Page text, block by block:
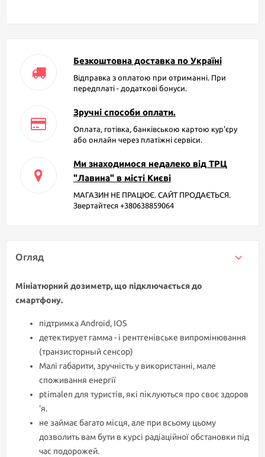
Безкоштовна доставка по Україні
Відправка з оплатою при отриманні. При
передплаті - додаткові бонуси.
Зручні способи оплати.
Оплата, готівка, банківською картою кур'єру
або онлайн через платіжні сервіси.
Ми знаходимося недалеко від ТРЦ
"Лавина" в місті Києві
МАГАЗИН НЕ ПРАЦЮЄ. САЙТ ПРОДАЄТЬСЯ.
Звертайтеся +380638859064
Огляд
Мініатюрний дозиметр, що підключається до
смартфону.
підтримка Android, IOS
детектирует гамма - і рентгенівське випромінювання
(транзисторный сенсор)
Малі габарити, зручність у використанні, мале
споживання енергії
ptimalen для туристів, які піклуються про своє здоров
'я.
не займає багато місця, але при всьому цьому
дозволить вам бути в курсі радіаційної обстановки під
час подорожей.